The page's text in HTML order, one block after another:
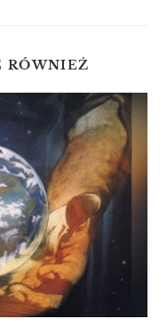
RÓWNIEŻ